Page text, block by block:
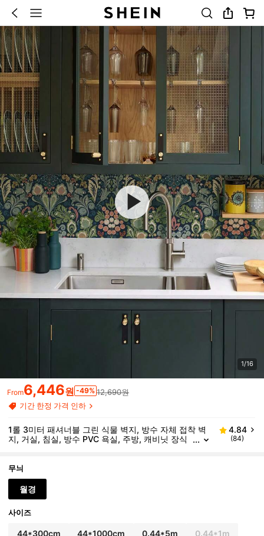
1/16
From6,446원 -49% 12,690원
기간 한정 가격 인하
1롤 3미터 패셔너블 그린 식물 벽지, 방수 자체 접착 벽
지, 거실, 침실, 방수 PVC 욕실, 주방, 캐비닛 장식
4.84
(84)
무늬
월경
사이즈
44*300cm 44*1000cm 0.44*5m 0.44*1m